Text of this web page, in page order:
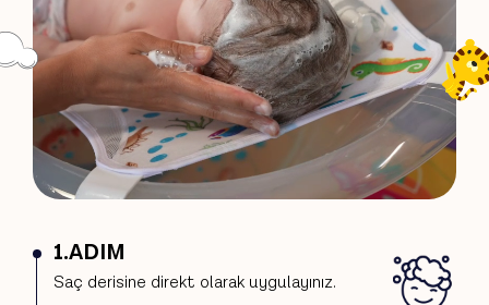
1.ADIM
Saç derisine direkt olarak uygulayınız.